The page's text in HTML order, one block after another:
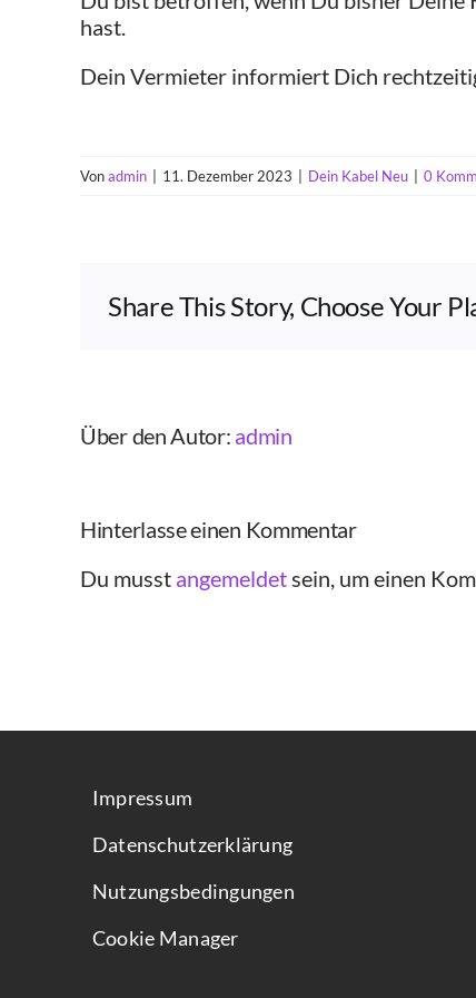
hast.
Dein Vermieter informiert Dich
Vonadmin 11. Dezember 2023 Dein Kabel Neu 0
Share This Story, Choose Your
Über den Autor: admin
Hinterlasse einen Kommentar
Du musst angemeldetsein, um einen
Impressum
Datenschutzerklärung
Nutzungsbedingungen
Cookie Manager